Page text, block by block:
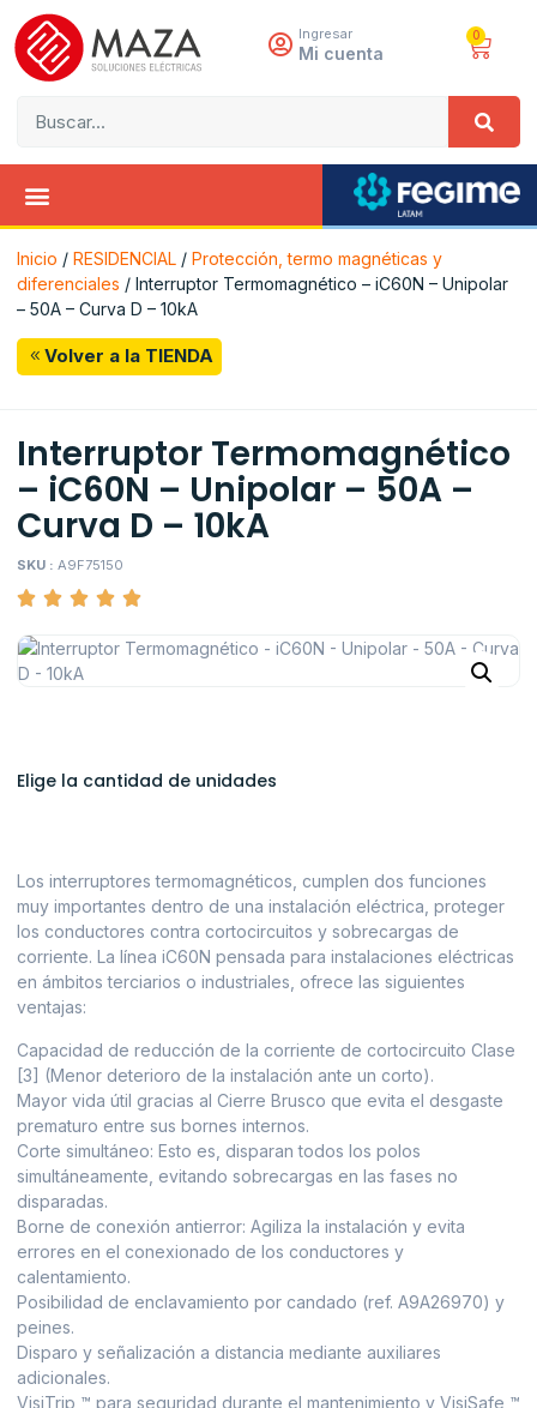
Ingresar
Mi cuenta
0
Inicio / RESIDENCIAL / Protección, termo magnéticas y
diferenciales / Interruptor Termomagnético – iC60N – Unipolar
– 50A – Curva D – 10kA
Volver a la TIENDA
Interruptor Termomagnético
– iC60N – Unipolar – 50A –
Curva D – 10kA
SKU : A9F75150
Elige la cantidad de unidades
Los interruptores termomagnéticos, cumplen dos funciones
muy importantes dentro de una instalación eléctrica, proteger
los conductores contra cortocircuitos y sobrecargas de
corriente. La línea iC60N pensada para instalaciones eléctricas
en ámbitos terciarios o industriales, ofrece las siguientes
ventajas:
Capacidad de reducción de la corriente de cortocircuito Clase
[3] (Menor deterioro de la instalación ante un corto).
Mayor vida útil gracias al Cierre Brusco que evita el desgaste
prematuro entre sus bornes internos.
Corte simultáneo: Esto es, disparan todos los polos
simultáneamente, evitando sobrecargas en las fases no
disparadas.
Borne de conexión antierror: Agiliza la instalación y evita
errores en el conexionado de los conductores y
calentamiento.
Posibilidad de enclavamiento por candado (ref. A9A26970) y
peines.
Disparo y señalización a distancia mediante auxiliares
adicionales.
VisiTrip ™ para seguridad durante el mantenimiento y VisiSafe ™